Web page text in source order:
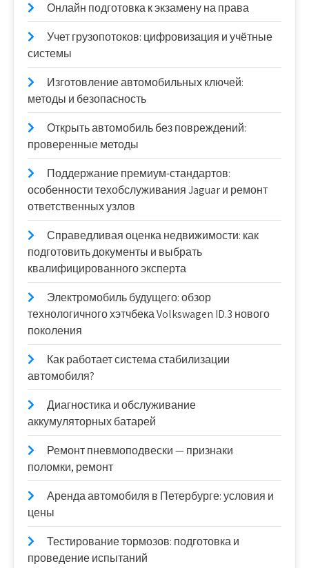
Онлайн подготовка к экзамену на права
Учет грузопотоков: цифровизация и учётные
системы
Изготовление автомобильных ключей:
методы и безопасность
Открыть автомобиль без повреждений:
проверенные методы
Поддержание премиум-стандартов:
особенности техобслуживания Jaguar и ремонт
ответственных узлов
Справедливая оценка недвижимости: как
подготовить документы и выбрать
квалифицированного эксперта
Электромобиль будущего: обзор
технологичного хэтчбека Volkswagen ID.3 нового
поколения
Как работает система стабилизации
автомобиля?
Диагностика и обслуживание
аккумуляторных батарей
Ремонт пневмоподвески — признаки
поломки, ремонт
Аренда автомобиля в Петербурге: условия и
цены
Тестирование тормозов: подготовка и
проведение испытаний